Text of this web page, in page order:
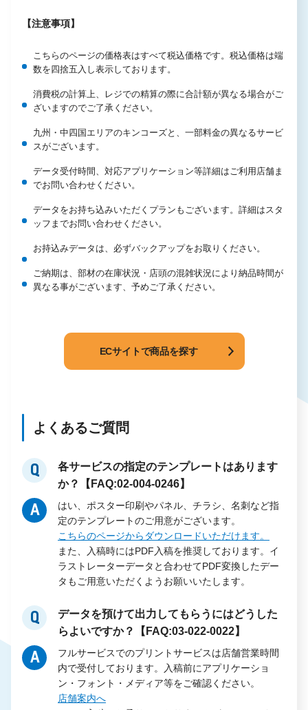
【注意事項】
こちらのページの価格表はすべて税込価格です。税込価格は端
数を四捨五入し表示しております。
消費税の計算上、レジでの精算の際に合計額が異なる場合がご
ざいますのでご了承ください。
九州・中四国エリアのキンコーズと、一部料金の異なるサービ
スがございます。
データ受付時間、対応アプリケーション等詳細はご利用店舗ま
でお問い合わせください。
データをお持ち込みいただくプランもございます。詳細はスタ
ッフまでお問い合わせください。
お持込みデータは、必ずバックアップをお取りください。
ご納期は、部材の在庫状況・店頭の混雑状況により納品時間が
異なる事がございます、予めご了承ください。
ECサイトで商品を探す
よくあるご質問
Q
各サービスの指定のテンプレートはあります
か？【FAQ:02-004-0246】
A
はい、ポスター印刷やパネル、チラシ、名刺など指
定のテンプレートのご用意がございます。
こちらのページからダウンロードいただけます。
また、入稿時にはPDF入稿を推奨しております。イ
ラストレーターデータと合わせてPDF変換したデー
タもご用意いただくようお願いいたします。
Q
データを預けて出力してもらうにはどうした
らよいですか？【FAQ:03-022-0022】
A
フルサービスでのプリントサービスは店舗営業時間
内で受付しております。入稿前にアプリケーショ
ン・フォント・メディア等をご確認ください。
店舗案内へ